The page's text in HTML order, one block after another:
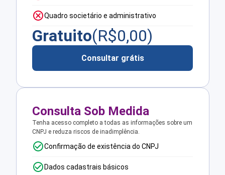
Quadro societário e administrativo
Gratuito(R$0,00)
Consultar grátis
Consulta Sob Medida
Tenha acesso completo a todas as informações sobre um
CNPJ e reduza riscos de inadimplência.
Confirmação de existência do CNPJ
Dados cadastrais básicos